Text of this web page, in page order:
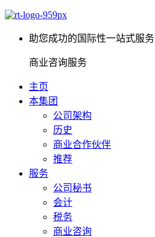
助您成功的国际性一站式服务
商业咨询服务
主页
本集团
公司架构
历史
商业合作伙伴
推荐
服务
公司秘书
会计
税务
商业咨询